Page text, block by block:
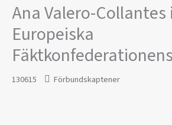
Ana Valero-Collantes i
Europeiska
130615 Förbundskaptener